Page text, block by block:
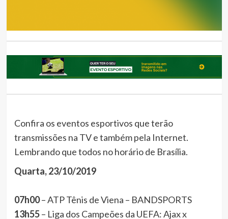
Confira os eventos esportivos que terão
transmissões na TV e também pela Internet.
Lembrando que todos no horário de Brasília.
Quarta, 23/10/2019
07h00– ATP Tênis de Viena – BANDSPORTS
13h55– Liga dos Campeões da UEFA: Ajax x